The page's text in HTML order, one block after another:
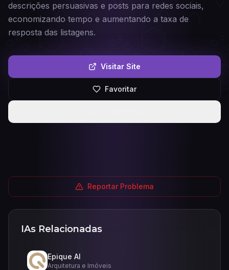
descrições persuasivas e posts para redes sociais,
economizando tempo e aumentando a taxa de
resposta das listagens.
Visitar Site
Favoritar
Reportar Problema
IAs Relacionadas
Epique AI
Arquitetura e Imóveis